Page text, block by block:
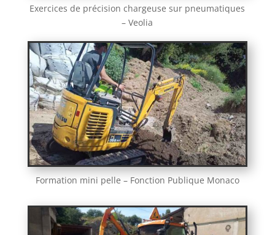
Exercices de précision chargeuse sur pneumatiques
– Veolia
Formation mini pelle – Fonction Publique Monaco